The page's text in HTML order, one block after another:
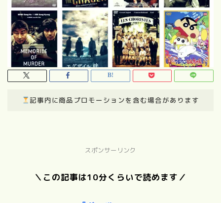
記事内に商品プロモーションを含む場合があります
スポンサーリンク
＼この記事は10分くらいで読めます／